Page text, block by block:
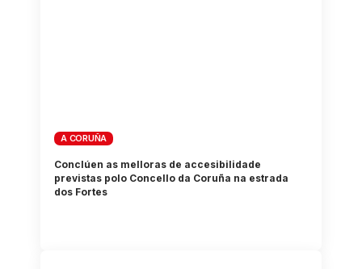
A CORUÑA
Conclúen as melloras de accesibilidade
previstas polo Concello da Coruña na estrada
dos Fortes